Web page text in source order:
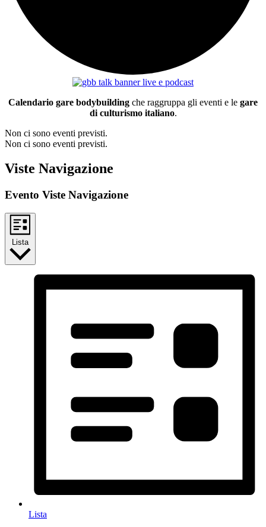
Calendario gare bodybuilding che raggruppa gli eventi e le gare
di culturismo italiano.
Non ci sono eventi previsti.
Non ci sono eventi previsti.
Viste Navigazione
Evento Viste Navigazione
Lista
Lista